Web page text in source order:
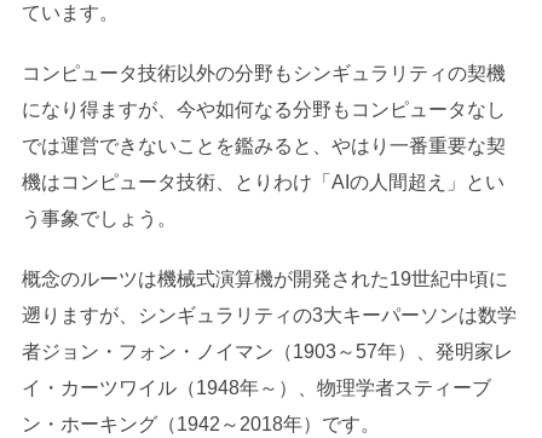
ています。
コンピュータ技術以外の分野もシンギュラリティの契機
になり得ますが、今や如何なる分野もコンピュータなし
では運営できないことを鑑みると、やはり一番重要な契
機はコンピュータ技術、とりわけ「AIの人間超え」とい
う事象でしょう。
概念のルーツは機械式演算機が開発された19世紀中頃に
遡りますが、シンギュラリティの3大キーパーソンは数学
者ジョン・フォン・ノイマン（1903～57年）、発明家レ
イ・カーツワイル（1948年～）、物理学者スティーブ
ン・ホーキング（1942～2018年）です。